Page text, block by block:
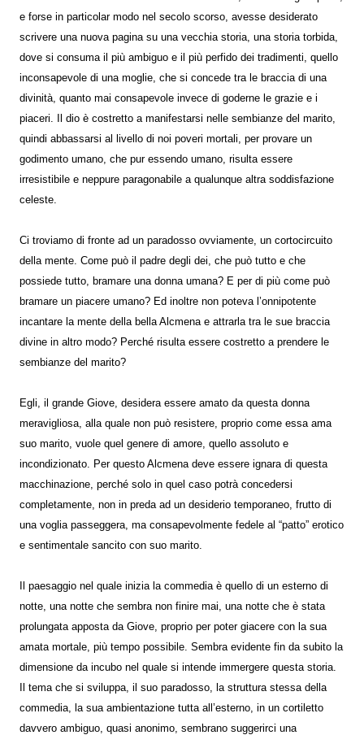
e forse in particolar modo nel secolo scorso, avesse desiderato
scrivere una nuova pagina su una vecchia storia, una storia torbida,
dove si consuma il più ambiguo e il più perfido dei tradimenti, quello
inconsapevole di una moglie, che si concede tra le braccia di una
divinità, quanto mai consapevole invece di goderne le grazie e i
piaceri. Il dio è costretto a manifestarsi nelle sembianze del marito,
quindi abbassarsi al livello di noi poveri mortali, per provare un
godimento umano, che pur essendo umano, risulta essere
irresistibile e neppure paragonabile a qualunque altra soddisfazione
celeste.
Ci troviamo di fronte ad un paradosso ovviamente, un cortocircuito
della mente. Come può il padre degli dei, che può tutto e che
possiede tutto, bramare una donna umana? E per di più come può
bramare un piacere umano? Ed inoltre non poteva l’onnipotente
incantare la mente della bella Alcmena e attrarla tra le sue braccia
divine in altro modo? Perché risulta essere costretto a prendere le
sembianze del marito?
Egli, il grande Giove, desidera essere amato da questa donna
meravigliosa, alla quale non può resistere, proprio come essa ama
suo marito, vuole quel genere di amore, quello assoluto e
incondizionato. Per questo Alcmena deve essere ignara di questa
macchinazione, perché solo in quel caso potrà concedersi
completamente, non in preda ad un desiderio temporaneo, frutto di
una voglia passeggera, ma consapevolmente fedele al “patto” erotico
e sentimentale sancito con suo marito.
Il paesaggio nel quale inizia la commedia è quello di un esterno di
notte, una notte che sembra non finire mai, una notte che è stata
prolungata apposta da Giove, proprio per poter giacere con la sua
amata mortale, più tempo possibile. Sembra evidente fin da subito la
dimensione da incubo nel quale si intende immergere questa storia.
Il tema che si sviluppa, il suo paradosso, la struttura stessa della
commedia, la sua ambientazione tutta all’esterno, in un cortiletto
davvero ambiguo, quasi anonimo, sembrano suggerirci una